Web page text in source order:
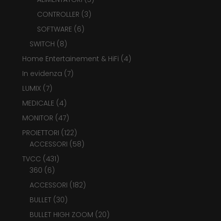
prodotti
CONTROLLER 33
SOFTWARE 66
SWITCH 88
prodotti
Home Entertainement & HiFi 44
In evidenza 77
LUMIX 77
prodotti
MEDICALE 44
prodotti
MONITOR 4747
prodotti
PROIETTORI 122122
prodotti
ACCESSORI 5858
TVCC 431431
360 66
prodotti
ACCESSORI 182182
BULLET 3030
prodotti
BULLET HIGH ZOOM 2020